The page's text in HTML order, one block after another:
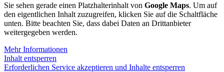
Sie sehen gerade einen Platzhalterinhalt von Google Maps. Um auf
den eigentlichen Inhalt zuzugreifen, klicken Sie auf die Schaltfläche
unten. Bitte beachten Sie, dass dabei Daten an Drittanbieter
weitergegeben werden.
Mehr Informationen
Inhalt entsperren
Erforderlichen Service akzeptieren und Inhalte entsperren